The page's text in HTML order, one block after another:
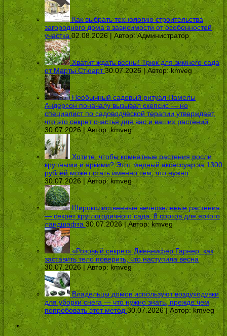
Как выбрать технологию строительства
загородного дома в зависимости от особенностей
участка 02.08.2026 | Автор:Администратор
Хватит ждать весны! Трюк для зимнего сада
от Марты Стюарт 30.07.2026 | Автор:kmveg
Необычный садовый ритуал Памелы
Андерсон поначалу вызывал скепсис — но
специалист по садоводческой терапии утверждает,
что это секрет счастья для вас и ваших растений
30.07.2026 | Автор:kmveg
Хотите, чтобы комнатные растения росли
крупными и яркими? Этот медный аксессуар за 1300
рублей может стать именно тем, что нужно
30.07.2026 | Автор:kmveg
Широколиственные вечнозеленые растения
— секрет круглогодичного сада: 8 сортов для яркого
ландшафта 30.07.2026 | Автор:kmveg
«Розовый секрет» Дженнифер Гарнер: как
заставить тело поверить, что наступила весна
30.07.2026 | Автор: kmveg
Владельцы домов используют воздуходувки
для уборки снега — что нужно знать, прежде чем
попробовать этот метод 30.07.2026 | Автор:kmveg